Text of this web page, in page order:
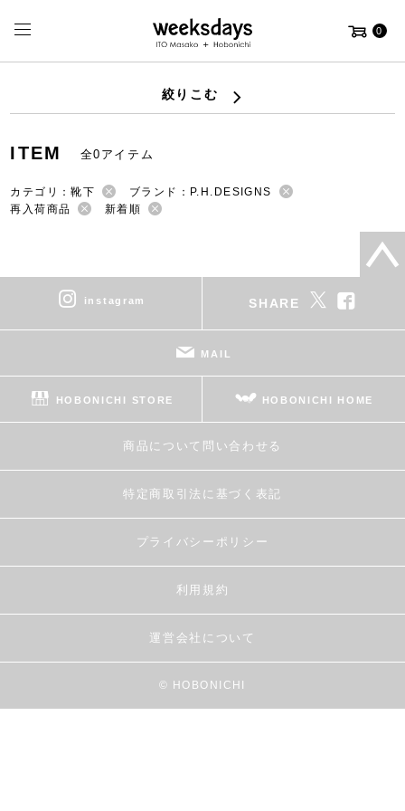
0
絞りこむ
ITEM 全0アイテム
カテゴリ：靴下
ブランド：P.H.DESIGNS
再入荷商品
新着順
instagram SHARE
MAIL
HOBONICHI STORE HOBONICHI HOME
商品について問い合わせる
特定商取引法に基づく表記
プライバシーポリシー
利用規約
運営会社について
© HOBONICHI